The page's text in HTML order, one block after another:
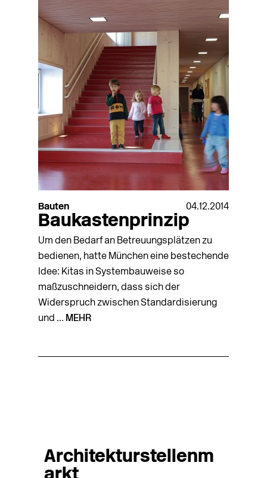
Bauten 04.12.2014
Baukastenprinzip
Um den Bedarf an Betreuungsplätzen zu
bedienen, hatte München eine bestechende
Idee: Kitas in Systembauweise so
maßzuschneidern, dass sich der
Widerspruch zwischen Standardisierung
und ... MEHR
Architekturstellenm